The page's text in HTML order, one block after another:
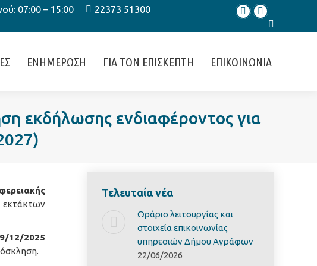
07:00 – 15:00
22373 51300
FacebookInstagram
Search:
ΕΝΗΜΕΡΩΣΗ ΓΙΑ ΤΟΝ ΕΠΙΣΚΕΠΤΗ ΕΠΙΚΟΙΝΩΝΙΑ
εκδήλωσης ενδιαφέροντος για
εκτάκτων
12/2025
Τελευταία νέα
Ωράριο λειτουργίας και
στοιχεία επικοινωνίας
υπηρεσιών Δήμου Αγράφων
22/06/2026